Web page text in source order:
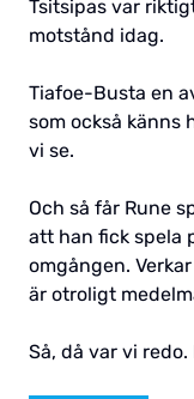
Tsitsipas var
motstånd idag.
Tiafoe-Busta en
som också känns
vi se.
Och så får Rune
att han fick spela
omgången.
är otroligt
Så, då var vi